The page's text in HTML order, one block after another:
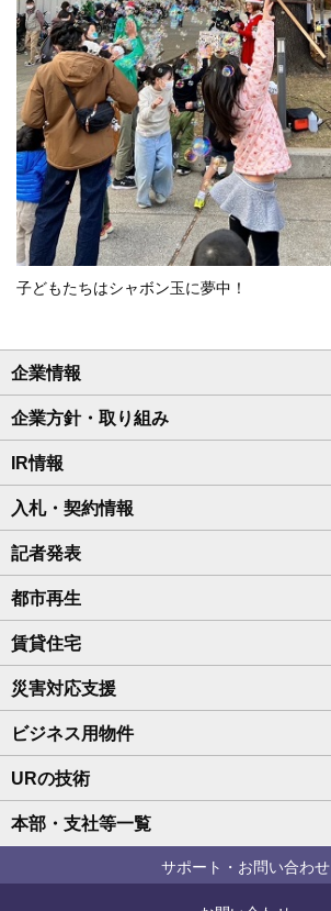
子どもたちはシャボン玉に夢中！
企業情報
企業方針・取り組み
IR情報
入札・契約情報
記者発表
都市再生
賃貸住宅
災害対応支援
ビジネス用物件
URの技術
本部・支社等一覧
サポート・お問い合わせ